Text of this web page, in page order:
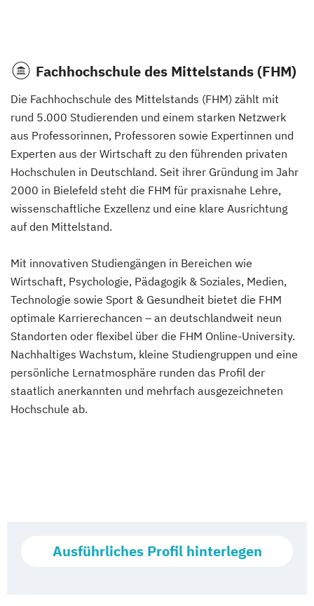
Fachhochschule des Mittelstands (FHM)
Die Fachhochschule des Mittelstands (FHM) zählt mit
rund 5.000 Studierenden und einem starken Netzwerk
aus Professorinnen, Professoren sowie Expertinnen und
Experten aus der Wirtschaft zu den führenden privaten
Hochschulen in Deutschland. Seit ihrer Gründung im Jahr
2000 in Bielefeld steht die FHM für praxisnahe Lehre,
wissenschaftliche Exzellenz und eine klare Ausrichtung
auf den Mittelstand.
Mit innovativen Studiengängen in Bereichen wie
Wirtschaft, Psychologie, Pädagogik & Soziales, Medien,
Technologie sowie Sport & Gesundheit bietet die FHM
optimale Karrierechancen – an deutschlandweit neun
Standorten oder flexibel über die FHM Online-University.
Nachhaltiges Wachstum, kleine Studiengruppen und eine
persönliche Lernatmosphäre runden das Profil der
staatlich anerkannten und mehrfach ausgezeichneten
Hochschule ab.
Ausführliches Profil hinterlegen